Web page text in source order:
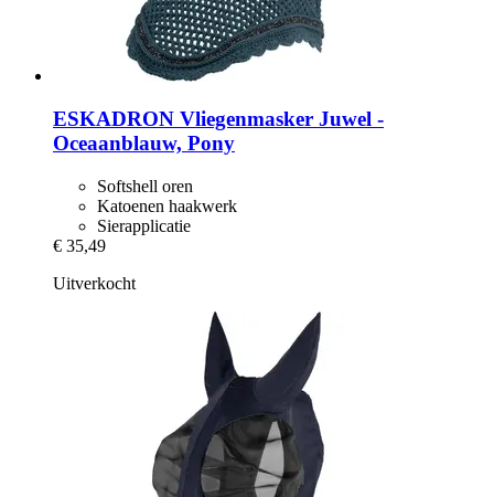
ESKADRON Vliegenmasker Juwel -​
Oceaanblauw, Pony
Softshell oren
Katoenen haakwerk
Sierapplicatie
€ 35,49
Uitverkocht